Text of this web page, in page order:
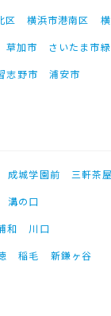
区 横浜市港南区
草加市 さいたま市
志野市 浦安市
成城学園前 三軒茶屋
溝の口
和
川口
稲毛 新鎌ヶ谷